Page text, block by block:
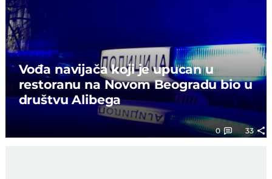
Vođa navijača koji je upucan u
restoranu na Novom Beogradu bio u
društvu Alibega
0 33